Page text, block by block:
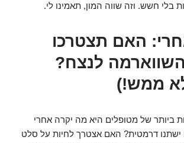
בלי חשש. וזה שווה המון, תאמינו לי.
האם תצטרכו
לנצח?
ממש!)
ביותר של מטופלים היא מה יקרה אחרי
ישתנו דרמטית? האם אצטרך לחיות על סלט